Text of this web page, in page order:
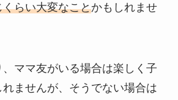
らい大変なことかもしれませ
ママ友がいる場合は楽しく子
ませんが、そうでない場合は